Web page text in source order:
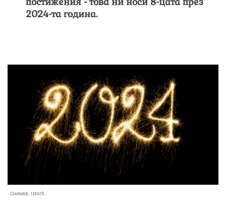
2024-та година.
Снимка: Istock